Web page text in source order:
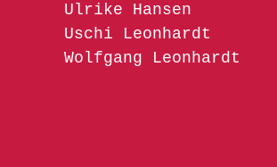
Ulrike Hansen
Uschi Leonhardt
Wolfgang Leonhardt